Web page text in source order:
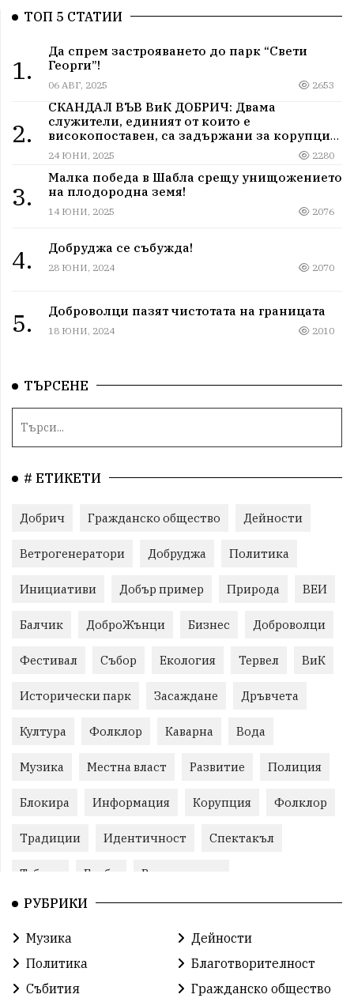
ТОП 5 СТАТИИ
1.
Да спрем застрояването до парк “Свети
Георги”!
06 АВГ, 2025 2653
2.
СКАНДАЛ ВЪВ ВиК ДОБРИЧ: Двама
служители, единият от които е
високопоставен, са задържани за корупция
в мрежа от мълчание и прикриване.
24 ЮНИ, 2025 2280
3.
Малка победа в Шабла срещу унищожението
на плодородна земя!
14 ЮНИ, 2025 2076
4. Добруджа се събужда!
28 ЮНИ, 2024 2070
5. Доброволци пазят чистотата на границата
18 ЮНИ, 2024 2010
ТЪРСЕНЕ
# ЕТИКЕТИ
Добрич Гражданско общество Дейности
Ветрогенератори Добруджа Политика
Инициативи Добър пример Природа ВЕИ
Балчик ДоброЖънци Бизнес Доброволци
Фестивал Събор Екология Тервел ВиК
Исторически парк Засаждане Дръвчета
Култура Фолклор Каварна Вода
Музика Местна власт Развитие Полиция
Блокира Информация Корупция Фолклор
Традиции Идентичност Спектакъл
Табели Глоби Велотуризъм
Благотворителност
Работа Народност
Ретро Международен Футбол
РУБРИКИ
Музика
Дейности
Политика
Благотворителност
Събития
Гражданско общество